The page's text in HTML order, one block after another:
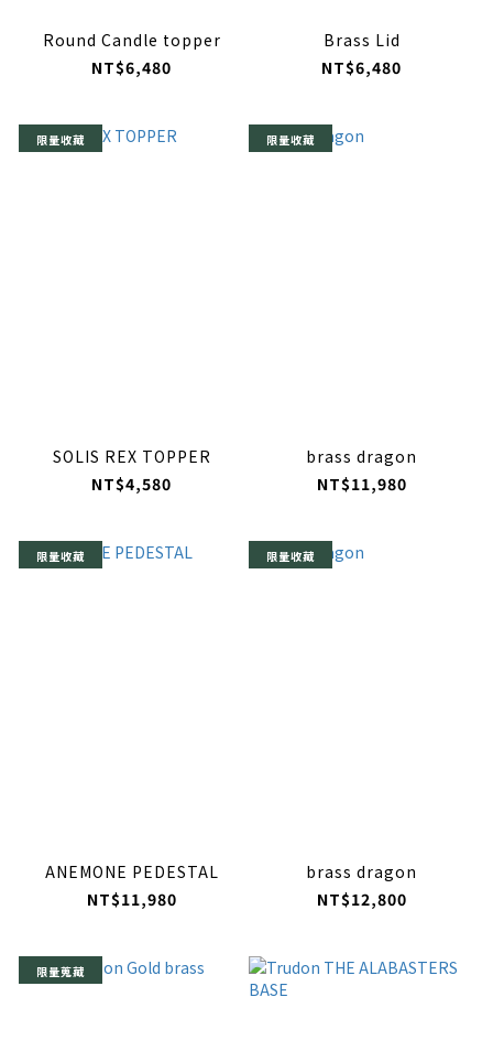
Round Candle topper
NT$6,480
Brass Lid
NT$6,480
限量收藏
SOLIS REX TOPPER
NT$4,580
限量收藏
brass dragon
NT$11,980
限量收藏
ANEMONE PEDESTAL
NT$11,980
限量收藏
brass dragon
NT$12,800
限量蒐藏